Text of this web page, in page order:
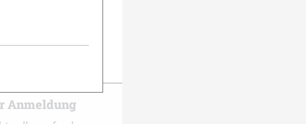
Anmeldung